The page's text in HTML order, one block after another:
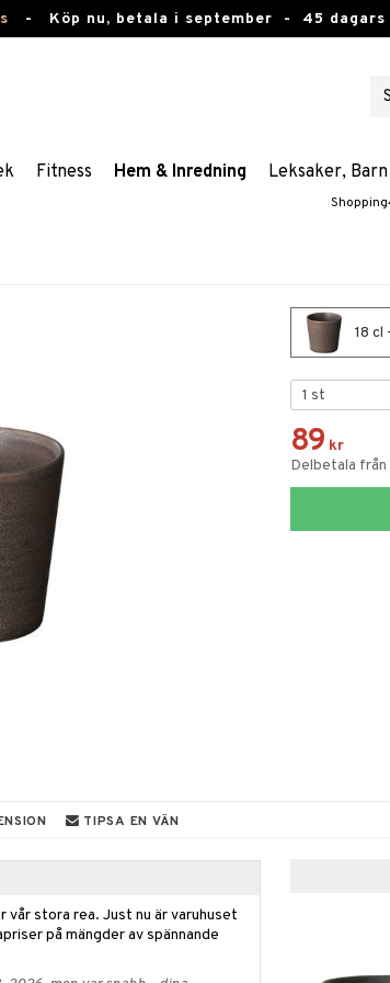
- Köp nu, betala i september - 45 dagars
Fitness Hem & Inredning Leksaker,
18 cl
89 kr
Delbetala från
TIPSA EN VÄN
vår stora rea. Just nu är varuhuset
på mängder av spännande